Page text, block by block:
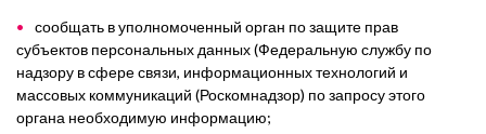
сообщать в уполномоченный орган по защите прав
субъектов персональных данных (Федеральную службу по
надзору в сфере связи, информационных технологий и
массовых коммуникаций (Роскомнадзор) по запросу этого
органа необходимую информацию;